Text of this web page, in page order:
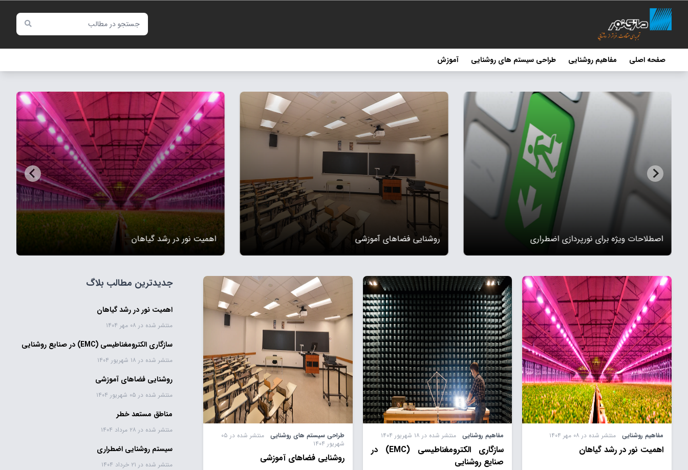
صفحه اصلی مفاهیم روشنایی طراحی سیستم های روشنایی آموزش
اصطلاحات ويژه برای نورپردازی اضطراری روشنایی فضاهای آموزشی اهمیت نور در رشد گياهان
مفاهیم روشنایی منتشر شده در ۰۸ مهر ۱۴۰۴
اهمیت نور در رشد گياهان
مفاهیم روشنایی منتشر شده در ۱۸ شهریور ۱۴۰۴
سازگاری الکترومغناطیسی (EMC) در
صنايع روشنایی
طراحی سیستم های روشنایی
منتشر شده در ۰۵
شهریور ۱۴۰۴
روشنایی فضاهای آموزشی
جدیدترین مطالب بلاگ
اهمیت نور در رشد گياهان
منتشر شده در ۰۸ مهر ۱۴۰۴
سازگاری الکترومغناطیسی (EMC) در صنايع روشنایی
منتشر شده در ۱۸ شهریور ۱۴۰۴
روشنایی فضاهای آموزشی
منتشر شده در ۰۵ شهریور ۱۴۰۴
مناطق مستعد خطر
منتشر شده در ۲۸ مرداد ۱۴۰۴
سیستم روشنایی اضطراری
منتشر شده در ۲۱ خرداد ۱۴۰۴